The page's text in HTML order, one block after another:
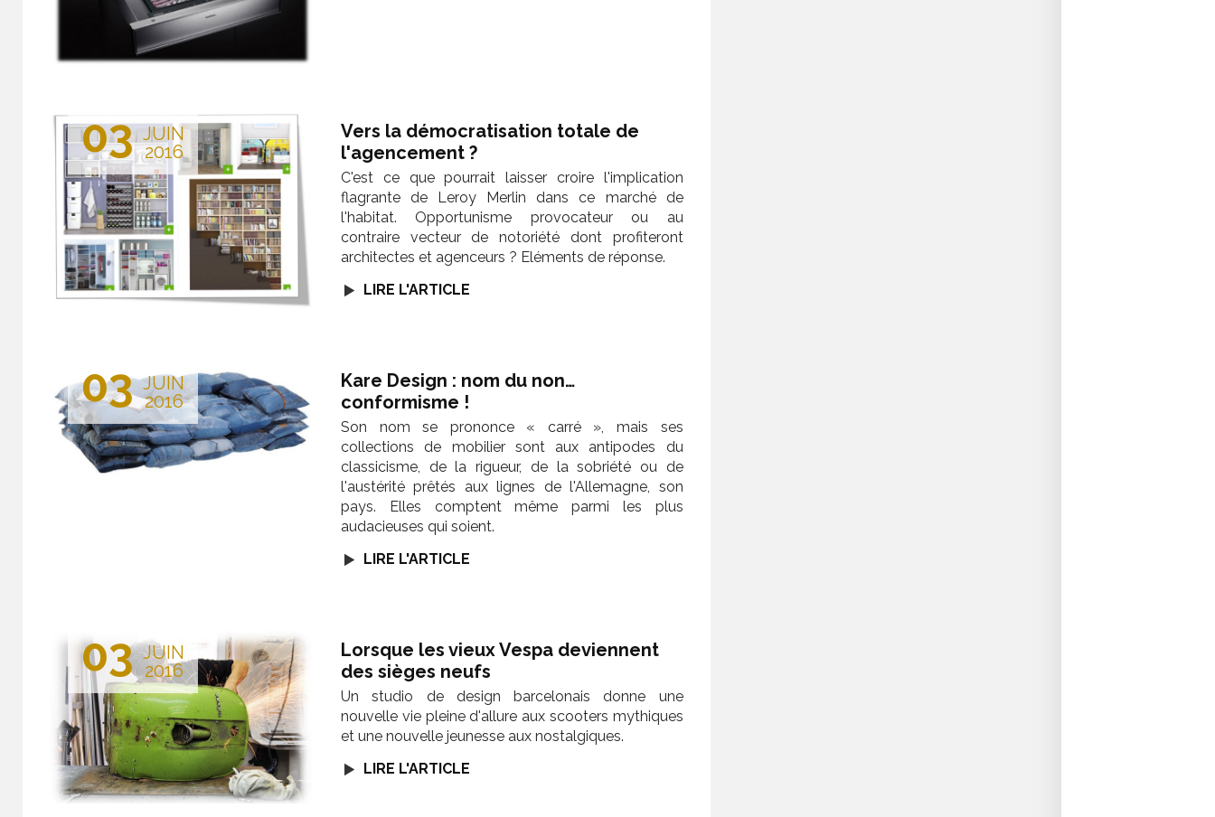
03 JUIN
2016
Vers la démocratisation totale de
l'agencement ?
C'est ce que pourrait laisser croire l'implication
flagrante de Leroy Merlin dans ce marché de
l'habitat. Opportunisme provocateur ou au
contraire vecteur de notoriété dont profiteront
architectes et agenceurs ? Eléments de réponse.
LIRE L'ARTICLE
03 JUIN
2016
Kare Design : nom du non…
conformisme !
Son nom se prononce « carré », mais ses
collections de mobilier sont aux antipodes du
classicisme, de la rigueur, de la sobriété ou de
l'austérité prêtés aux lignes de l'Allemagne, son
pays. Elles comptent même parmi les plus
audacieuses qui soient.
LIRE L'ARTICLE
03 JUIN
2016
Lorsque les vieux Vespa deviennent
des sièges neufs
Un studio de design barcelonais donne une
nouvelle vie pleine d'allure aux scooters mythiques
et une nouvelle jeunesse aux nostalgiques.
LIRE L'ARTICLE